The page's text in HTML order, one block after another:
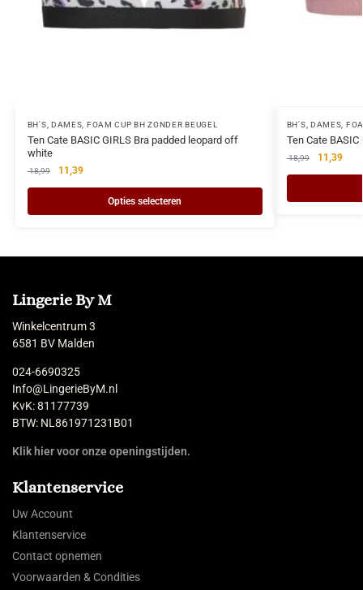
BH'S DAMES FOAM CUP BH ZONDER BEUGEL
Ten Cate BASIC GIRLS Bra padded leopard off
white
18,99 11,39
Opties selecteren
BH'S DAMES
Ten Cate
18,99 11,39
Lingerie By M
Winkelcentrum 3
6581 BV Malden
024-6690325
Info@LingerieByM.nl
KvK: 81177739
BTW: NL861971231B01
Klik hier voor onze openingstijden.
Klantenservice
Uw Account
Klantenservice
Contact opnemen
Voorwaarden & Condities